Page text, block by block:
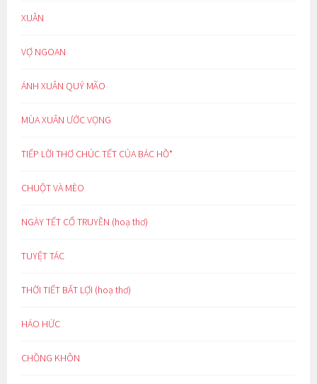
XUÂN
VỢ NGOAN
ÁNH XUÂN QUÝ MÃO
MÙA XUÂN ƯỚC VỌNG
TIẾP LỜI THƠ CHÚC TẾT CỦA BÁC HỒ*
CHUỘT VÀ MÈO
NGÀY TẾT CỔ TRUYỀN (hoạ thơ)
TUYỆT TÁC
THỜI TIẾT BẤT LỢI (hoạ thơ)
HÁO HỨC
CHỒNG KHÔN